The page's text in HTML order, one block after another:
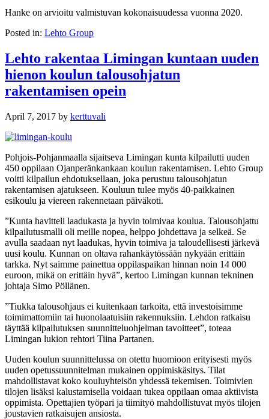
Hanke on arvioitu valmistuvan kokonaisuudessa vuonna 2020.
Posted in: Lehto Group
Lehto rakentaa Limingan kuntaan uuden
hienon koulun talousohjatun
rakentamisen opein
April 7, 2017 by kerttuvali
Pohjois-Pohjanmaalla sijaitseva Limingan kunta kilpailutti uuden
450 oppilaan Ojanperänkankaan koulun rakentamisen. Lehto Group
voitti kilpailun ehdotuksellaan, joka perustuu talousohjatun
rakentamisen ajatukseen. Kouluun tulee myös 40-paikkainen
esikoulu ja viereen rakennetaan päiväkoti.
”Kunta havitteli laadukasta ja hyvin toimivaa koulua. Talousohjattu
kilpailutusmalli oli meille nopea, helppo johdettava ja selkeä. Se
avulla saadaan nyt laadukas, hyvin toimiva ja taloudellisesti järkevä
uusi koulu. Kunnan on oltava rahankäytössään nykyään erittäin
tarkka. Nyt saimme painettua oppilaspaikan hinnan noin 14 000
euroon, mikä on erittäin hyvä”, kertoo Limingan kunnan tekninen
johtaja Simo Pöllänen.
”Tiukka talousohjaus ei kuitenkaan tarkoita, että investoisimme
toimimattomiin tai huonolaatuisiin rakennuksiin. Lehdon ratkaisu
täyttää kilpailutuksen suunnitteluohjelman tavoitteet”, toteaa
Limingan lukion rehtori Tiina Partanen.
Uuden koulun suunnittelussa on otettu huomioon erityisesti myös
uuden opetussuunnitelman mukainen oppimiskäsitys. Tilat
mahdollistavat koko kouluyhteisön yhdessä tekemisen. Toimivien
tilojen lisäksi kalustamisella voidaan tukea oppilaan omaa aktiivista
oppimista. Opettajien työpari ja tiimityö mahdollistuvat myös tilojen
joustavien ratkaisujen ansiosta.